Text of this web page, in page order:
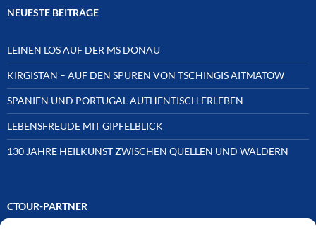
NEUESTE BEITRÄGE
LEINEN LOS AUF DER MS DONAU
KIRGISTAN – AUF DEN SPUREN VON TSCHINGIS AITMATOW
SPANIEN UND PORTUGAL AUTHENTISCH ERLEBEN
LEBENSFREUDE MIT GIPFELBLICK
130 JAHRE HEILKUNST ZWISCHEN QUELLEN UND WÄLDERN
CTOUR-PARTNER